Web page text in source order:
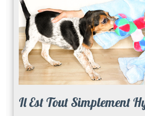
Il Est Tout Simplement